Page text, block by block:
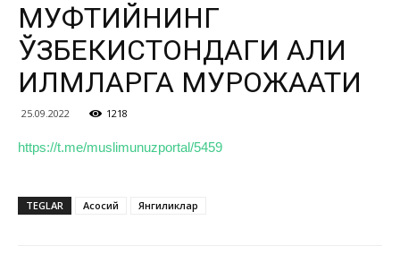
МУФТИЙНИНГ
ЎЗБЕКИСТОНДАГИ АҲЛИ
ИЛМЛАРГА МУРОЖААТИ
25.09.2022 1218
https://t.me/muslimunuzportal/5459
TEGLAR Асосий Янгиликлар